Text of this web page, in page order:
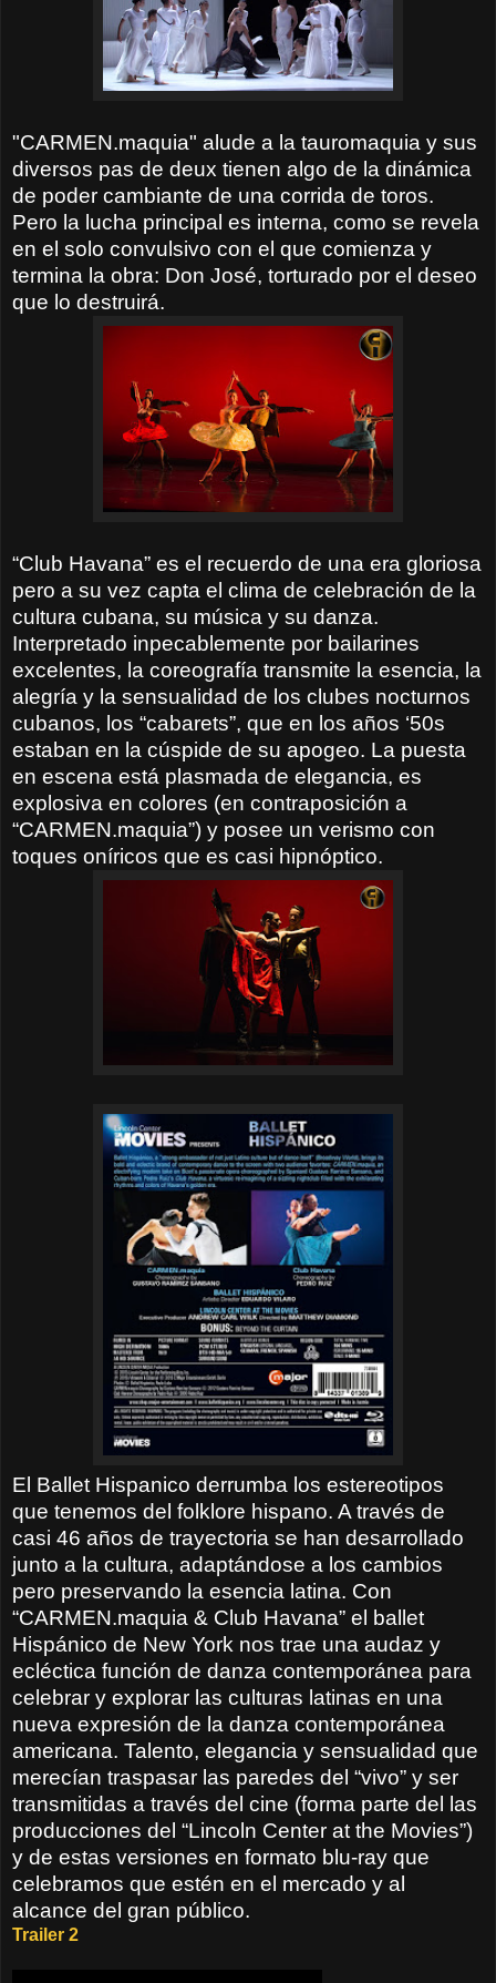
"CARMEN.maquia" alude a la tauromaquia y sus
diversos pas de deux tienen algo de la dinámica
de poder cambiante de una corrida de toros.
Pero la lucha principal es interna, como se revela
en el solo convulsivo con el que comienza y
termina la obra: Don José, torturado por el deseo
que lo destruirá.
“Club Havana” es el recuerdo de una era gloriosa
pero a su vez capta el clima de celebración de la
cultura cubana, su música y su danza.
Interpretado inpecablemente por bailarines
excelentes, la coreografía transmite la esencia, la
alegría y la sensualidad de los clubes nocturnos
cubanos, los “cabarets”, que en los años ‘50s
estaban en la cúspide de su apogeo. La puesta
en escena está plasmada de elegancia, es
explosiva en colores (en contraposición a
“CARMEN.maquia”) y posee un verismo con
toques oníricos que es casi hipnóptico.
El Ballet Hispanico derrumba los estereotipos
que tenemos del folklore hispano. A través de
casi 46 años de trayectoria se han desarrollado
junto a la cultura, adaptándose a los cambios
pero preservando la esencia latina. Con
“CARMEN.maquia & Club Havana” el ballet
Hispánico de New York nos trae una audaz y
ecléctica función de danza contemporánea para
celebrar y explorar las culturas latinas en una
nueva expresión de la danza contemporánea
americana. Talento, elegancia y sensualidad que
merecían traspasar las paredes del “vivo” y ser
transmitidas a través del cine (forma parte del las
producciones del “Lincoln Center at the Movies”)
y de estas versiones en formato blu-ray que
celebramos que estén en el mercado y al
alcance del gran público.
Trailer 2